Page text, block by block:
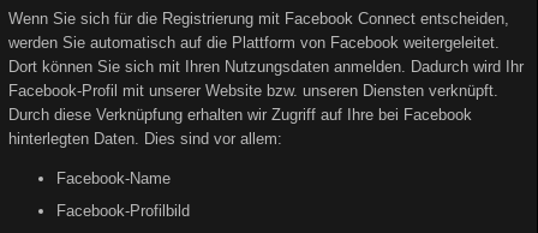
Wenn Sie sich für die Registrierung mit Facebook Connect entscheiden,
werden Sie automatisch auf die Plattform von Facebook weitergeleitet.
Dort können Sie sich mit Ihren Nutzungsdaten anmelden. Dadurch wird Ihr
Facebook-Profil mit unserer Website bzw. unseren Diensten verknüpft.
Durch diese Verknüpfung erhalten wir Zugriff auf Ihre bei Facebook
hinterlegten Daten. Dies sind vor allem:
Facebook-Name
Facebook-Profilbild